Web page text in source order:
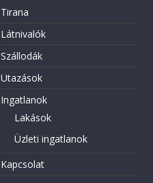
Tirana
Látnivalók
Szállodák
Utazások
Ingatlanok
Lakások
Üzleti ingatlanok
Kapcsolat